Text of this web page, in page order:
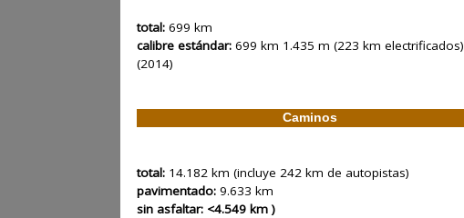
total: 699 km
calibre estándar: 699 km 1.435 m (223 km electrificados)
(2014)
Caminos
total: 14.182 km (incluye 242 km de autopistas)
pavimentado: 9.633 km
sin asfaltar: <4.549 km )